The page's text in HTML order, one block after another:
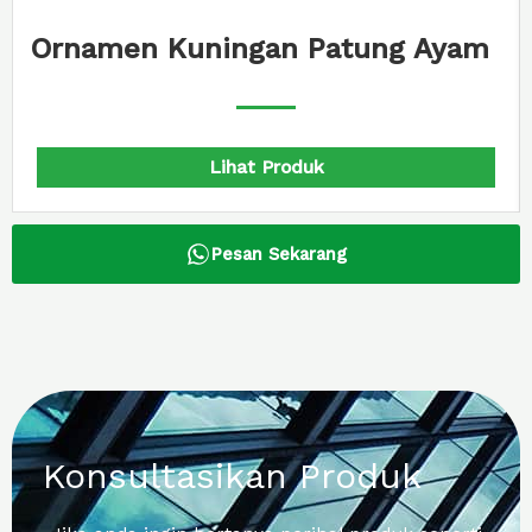
Patung Ayam Ornamen Kuningan
Pesan Sekarang
Konsultasikan Produk